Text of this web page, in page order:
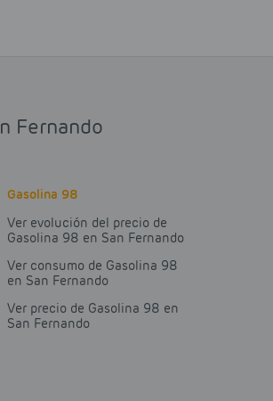
Fernando
Gasolina 98
Ver evolución del precio de
Gasolina 98 en San Fernando
Ver consumo de Gasolina 98
en San Fernando
Ver precio de Gasolina 98 en
San Fernando